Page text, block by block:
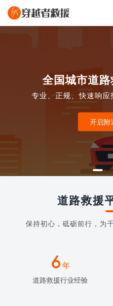
全国城市道
专业、正规、快速响
开启附
道路救援
保持初心，砥砺前行，为
6年
道路救援行业经验